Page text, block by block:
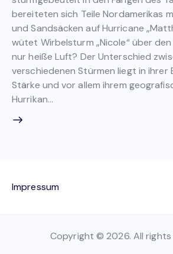
bereiteten sich Teile Nordamerikas
und Sandsäcken auf Hurricane
wütet Wirbelsturm „Nicole“ über den
nur heiße Luft? Der Unterschied
verschiedenen Stürmen liegt in ihrer
Stärke und vor allem ihrem
Hurrikan…
Impressum
Copyright © 2026. All rights